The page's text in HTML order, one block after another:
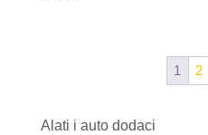
Alati i auto dodaci
1 2